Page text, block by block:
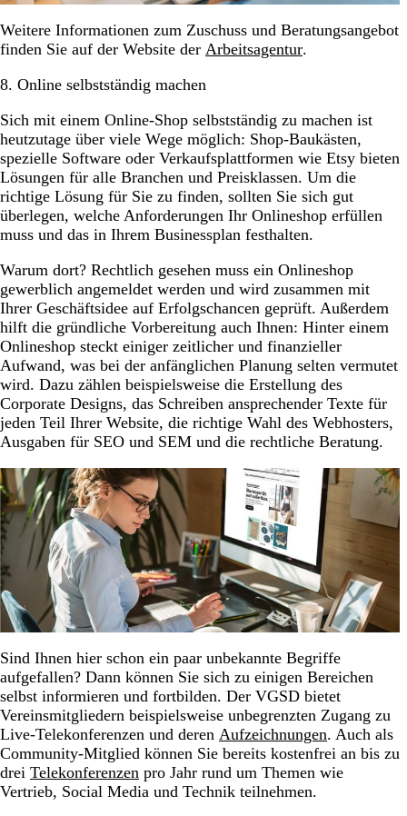
Weitere Informationen zum Zuschuss und Beratungsangebot
finden Sie auf der Website der Arbeitsagentur.
8. Online selbstständig machen
Sich mit einem Online-Shop selbstständig zu machen ist
heutzutage über viele Wege möglich: Shop-Baukästen,
spezielle Software oder Verkaufsplattformen wie Etsy bieten
Lösungen für alle Branchen und Preisklassen. Um die
richtige Lösung für Sie zu finden, sollten Sie sich gut
überlegen, welche Anforderungen Ihr Onlineshop erfüllen
muss und das in Ihrem Businessplan festhalten.
Warum dort? Rechtlich gesehen muss ein Onlineshop
gewerblich angemeldet werden und wird zusammen mit
Ihrer Geschäftsidee auf Erfolgschancen geprüft. Außerdem
hilft die gründliche Vorbereitung auch Ihnen: Hinter einem
Onlineshop steckt einiger zeitlicher und finanzieller
Aufwand, was bei der anfänglichen Planung selten vermutet
wird. Dazu zählen beispielsweise die Erstellung des
Corporate Designs, das Schreiben ansprechender Texte für
jeden Teil Ihrer Website, die richtige Wahl des Webhosters,
Ausgaben für SEO und SEM und die rechtliche Beratung.
Sind Ihnen hier schon ein paar unbekannte Begriffe
aufgefallen? Dann können Sie sich zu einigen Bereichen
selbst informieren und fortbilden. Der VGSD bietet
Vereinsmitgliedern beispielsweise unbegrenzten Zugang zu
Live-Telekonferenzen und deren Aufzeichnungen. Auch als
Community-Mitglied können Sie bereits kostenfrei an bis zu
drei Telekonferenzen pro Jahr rund um Themen wie
Vertrieb, Social Media und Technik teilnehmen.